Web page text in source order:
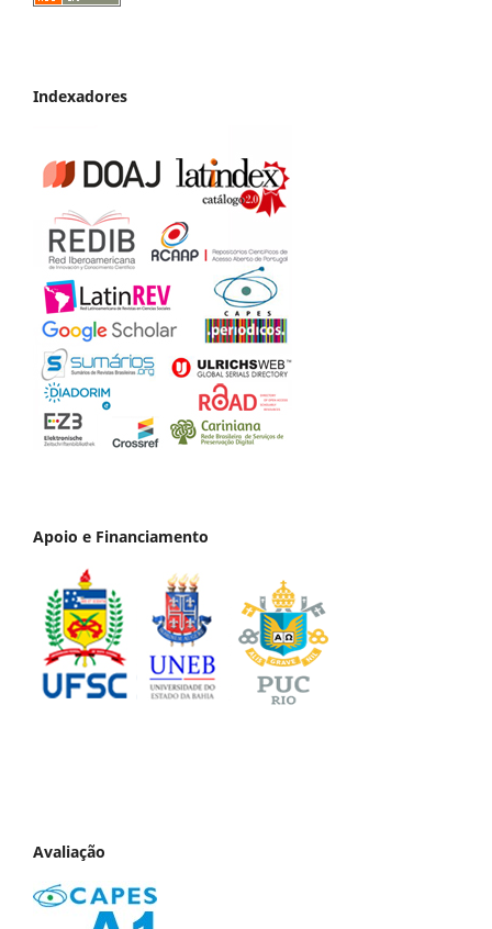
Indexadores
Apoio e Financiamento
Avaliação